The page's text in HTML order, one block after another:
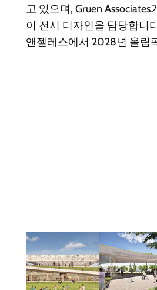
고 있으며, Gruen
이 전시 디자인을 담당합니
앤젤레스에서 2028년 올림